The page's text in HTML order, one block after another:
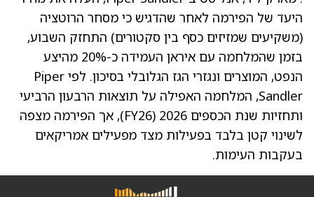
היעד של הפירמה לאחר שהדגיש כי מסחר הרוטציה
(משקיעים שמזיזים כסף בין סקטורים) התחזק השבוע,
בזמן שהמלחמה עם איראן העמידה כ-20% מהיצע
הנפט, המוצרים ונגזרי הגז הגלובלי בסיכון. לפי Piper
Sandler, המלחמה האפילה על תוצאות הרבעון הרביעי
ותחזיות שנת הכספים 2026 ‏(FY26), אך הפירמה מצפה
לשינוי קטן בלבד בפעילות מצד מפעילים אמריקאים
בעקבות העימות.